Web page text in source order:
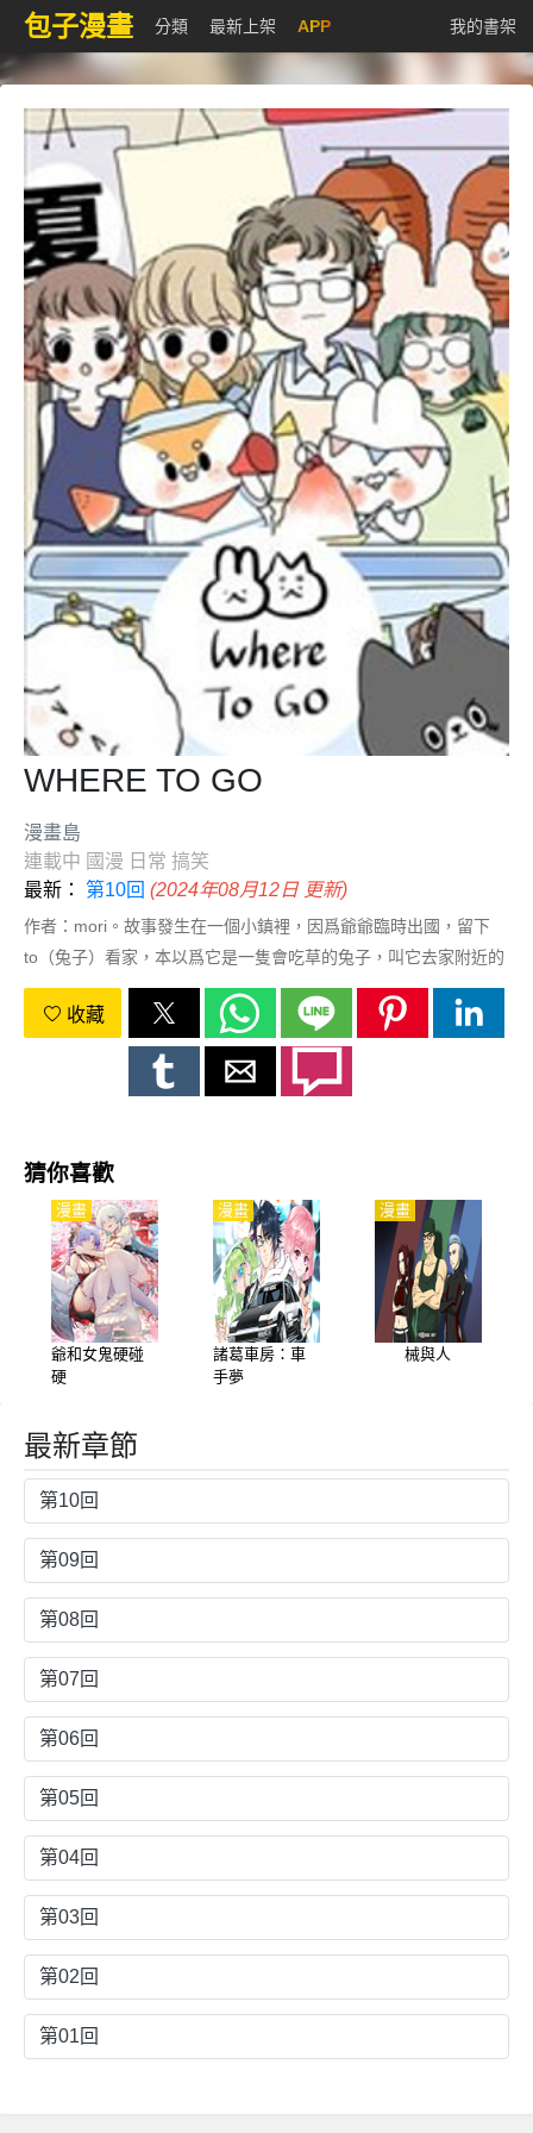
包子漫畫 分類 最新上架 APP 我的書架
WHERE TO GO
漫畫島
連載中 國漫 日常 搞笑
最新： 第10回 (2024年08月12日 更新)
作者：mori。故事發生在一個小鎮裡，因爲爺爺臨時出國，留下
to（兔子）看家，本以爲它是一隻會吃草的兔子，叫它去家附近的
草坪吃草度日，to是一隻不吃草的兔子，餓到不行的時候去到了麪
包店兼職，闖禍被炒，最後去到黑貓老闆開的拉麪店吃霸王餐，在
險些要被做成兔頭的時候，遇到在拉麪店打工的go（狗狗，名字來
源是因爲黑貓老闆非常喜歡飆英文，經常大喊go go go!),被叫到廚
的地方，當聽到go說起他理想中的家的樣子，
收藏
猜你喜歡
爺和女鬼硬碰
硬
漫畫
諸葛車房：車
手夢
漫畫
械與人
漫畫
最新章節
第10回
第09回
第08回
第07回
第06回
第05回
第04回
第03回
第02回
第01回